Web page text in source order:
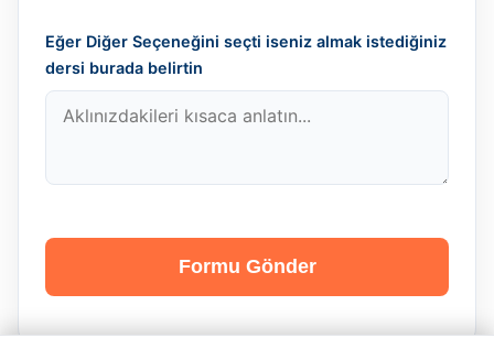
Eğer Diğer Seçeneğini seçti iseniz almak istediğiniz
dersi burada belirtin
Formu Gönder